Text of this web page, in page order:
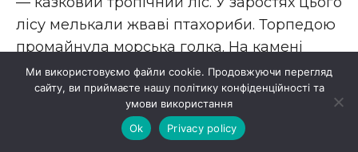
лісу мелькали жваві птахориби. Торпедою
промайнула морська голка. На камені
спроквола поводить клешнями
чудовисько-краб. І раптом — раз! — і нема
його. Невже він може так швидко
Ми використовуємо файли cookie. Продовжуючи перегляд
сайту, ви приймаєте нашу політику конфіденційності та
умови використання
Ok
Privacy policy